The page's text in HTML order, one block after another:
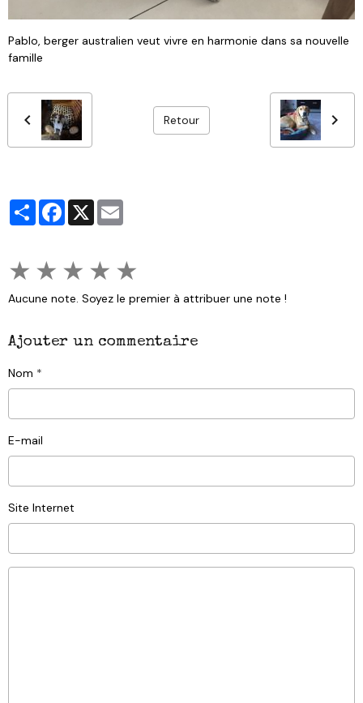
Pablo, berger australien veut vivre en harmonie dans sa nouvelle
famille
Retour
PartagerFacebook
X
★ ★ ★ ★ ★
Aucune note. Soyez le premier à attribuer une note !
Ajouter un commentaire
Nom
E-mail
Site Internet